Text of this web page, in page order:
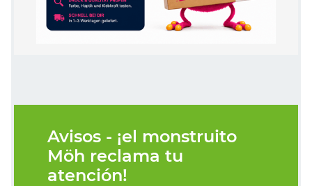
Avisos - ¡el monstruito
Möh reclama tu
atención!